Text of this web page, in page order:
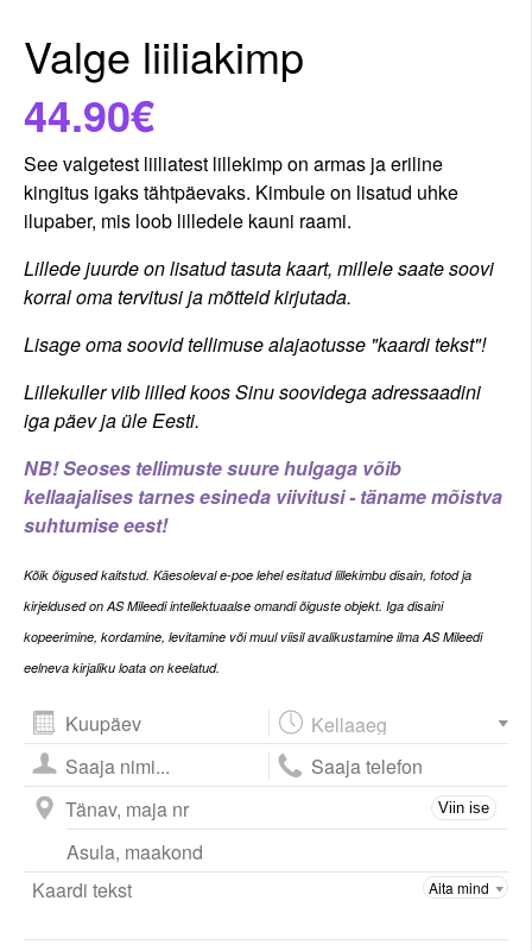
Valge liiliakimp
44.90€
See valgetest liiliatest lillekimp on armas ja eriline
kingitus igaks tähtpäevaks. Kimbule on lisatud uhke
ilupaber, mis loob lilledele kauni raami.
Lillede juurde on lisatud tasuta kaart, millele saate soovi
korral oma tervitusi ja mõtteid kirjutada.
Lisage oma soovid tellimuse alajaotusse "kaardi tekst"!
Lillekuller viib lilled koos Sinu soovidega adressaadini
iga päev ja üle Eesti.
NB! Seoses tellimuste suure hulgaga võib
kellaajalises tarnes esineda viivitusi - täname mõistva
suhtumise eest!
Kõik õigused kaitstud. Käesoleval e-poe lehel esitatud lillekimbu disain, fotod ja
kirjeldused on AS Mileedi intellektuaalse omandi õiguste objekt. Iga disaini
kopeerimine, kordamine, levitamine või muul viisil avalikustamine ilma AS Mileedi
eelneva kirjaliku loata on keelatud.
August 2026
esm tei kol nel ree lau püh
27 28 2
3 4 5
10 11 16
17 18 19 20 21 22 23
Viin ise